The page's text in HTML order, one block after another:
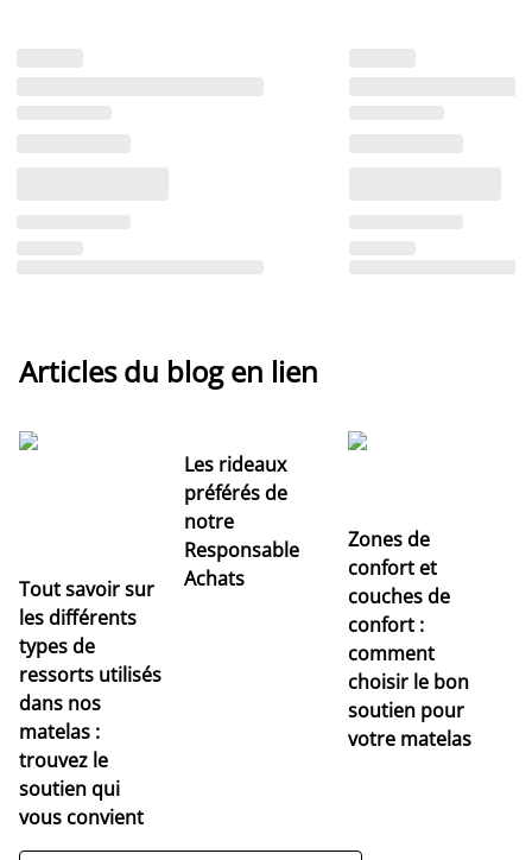
Articles du blog en lien
Tout savoir sur
les différents
types de
ressorts utilisés
dans nos
matelas :
trouvez le
soutien qui
vous convient
Les rideaux
préférés de
notre
Responsable
Achats
Zones de
confort et
couches de
confort :
comment
choisir le bon
soutien pour
votre matelas